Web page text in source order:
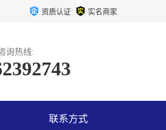
资质认证 实名商家
询热线:
联系方式